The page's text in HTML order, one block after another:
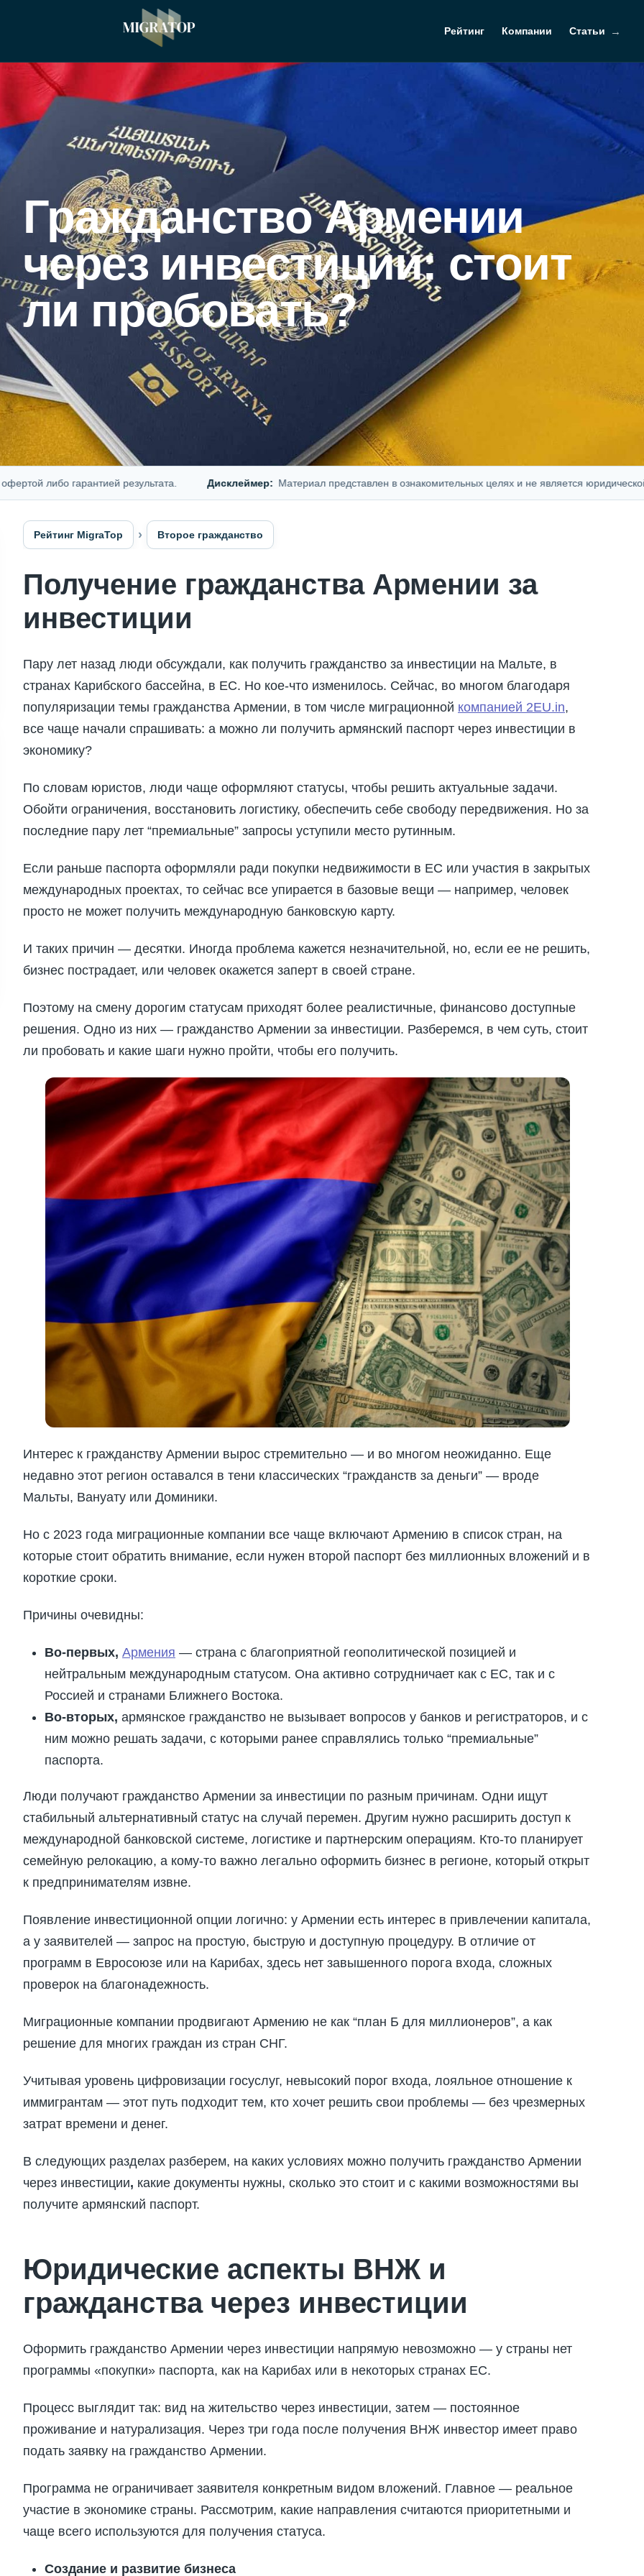
Рейтинг Компании Статьи
Гражданство Армении
через инвестиции: стоит
ли пробовать?
либо гарантией результата. Дисклеймер: Материал представлен в ознакомительных целях и не является юридической,
Рейтинг MigraTop Второе гражданство
Получение гражданства Армении за
инвестиции
Пару лет назад люди обсуждали, как получить гражданство за инвестиции на Мальте, в
странах Карибского бассейна, в ЕС. Но кое-что изменилось. Сейчас, во многом благодаря
популяризации темы гражданства Армении, в том числе миграционной компанией 2EU.in,
все чаще начали спрашивать: а можно ли получить армянский паспорт через инвестиции в
экономику?
По словам юристов, люди чаще оформляют статусы, чтобы решить актуальные задачи.
Обойти ограничения, восстановить логистику, обеспечить себе свободу передвижения. Но за
последние пару лет “премиальные” запросы уступили место рутинным.
Если раньше паспорта оформляли ради покупки недвижимости в ЕС или участия в закрытых
международных проектах, то сейчас все упирается в базовые вещи — например, человек
просто не может получить международную банковскую карту.
И таких причин — десятки. Иногда проблема кажется незначительной, но, если ее не решить,
бизнес пострадает, или человек окажется заперт в своей стране.
Поэтому на смену дорогим статусам приходят более реалистичные, финансово доступные
решения. Одно из них — гражданство Армении за инвестиции. Разберемся, в чем суть, стоит
ли пробовать и какие шаги нужно пройти, чтобы его получить.
Интерес к гражданству Армении вырос стремительно — и во многом неожиданно. Еще
недавно этот регион оставался в тени классических “гражданств за деньги” — вроде
Мальты, Вануату или Доминики.
Но с 2023 года миграционные компании все чаще включают Армению в список стран, на
которые стоит обратить внимание, если нужен второй паспорт без миллионных вложений и в
короткие сроки.
Причины очевидны:
Во-первых, Армения — страна с благоприятной геополитической позицией и
нейтральным международным статусом. Она активно сотрудничает как с ЕС, так и с
Россией и странами Ближнего Востока.
Во-вторых, армянское гражданство не вызывает вопросов у банков и регистраторов, и с
ним можно решать задачи, с которыми ранее справлялись только “премиальные”
паспорта.
Люди получают гражданство Армении за инвестиции по разным причинам. Одни ищут
стабильный альтернативный статус на случай перемен. Другим нужно расширить доступ к
международной банковской системе, логистике и партнерским операциям. Кто-то планирует
семейную релокацию, а кому-то важно легально оформить бизнес в регионе, который открыт
к предпринимателям извне.
Появление инвестиционной опции логично: у Армении есть интерес в привлечении капитала,
а у заявителей — запрос на простую, быструю и доступную процедуру. В отличие от
программ в Евросоюзе или на Карибах, здесь нет завышенного порога входа, сложных
проверок на благонадежность.
Миграционные компании продвигают Армению не как “план Б для миллионеров”, а как
решение для многих граждан из стран СНГ.
Учитывая уровень цифровизации госуслуг, невысокий порог входа, лояльное отношение к
иммигрантам — этот путь подходит тем, кто хочет решить свои проблемы — без чрезмерных
затрат времени и денег.
В следующих разделах разберем, на каких условиях можно получить гражданство Армении
через инвестиции, какие документы нужны, сколько это стоит и с какими возможностями вы
получите армянский паспорт.
Юридические аспекты ВНЖ и
гражданства через инвестиции
Оформить гражданство Армении через инвестиции напрямую невозможно — у страны нет
программы «покупки» паспорта, как на Карибах или в некоторых странах ЕС.
Процесс выглядит так: вид на жительство через инвестиции, затем — постоянное
проживание и натурализация. Через три года после получения ВНЖ инвестор имеет право
подать заявку на гражданство Армении.
Программа не ограничивает заявителя конкретным видом вложений. Главное — реальное
участие в экономике страны. Рассмотрим, какие направления считаются приоритетными и
чаще всего используются для получения статуса.
Создание и развитие бизнеса